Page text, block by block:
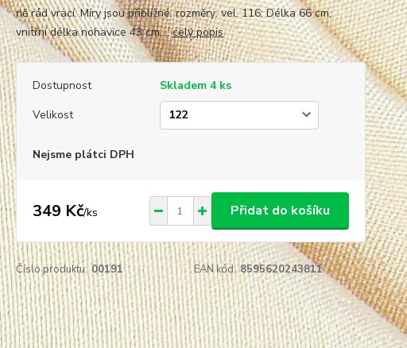
ně rád vrací. Míry jsou přibližné. rozměry: vel. 116: Délka 66 cm,
vnitřní délka nohavice 43 cm,...celý popis
Dostupnost
Skladem 4 ks
Velikost
Nejsme plátci DPH
349 Kč/ks Přidat do košíku
Číslo produktu: 00191 EAN kód: 8595620243811